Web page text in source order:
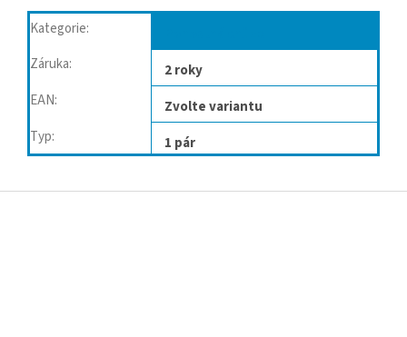
Kategorie:
Záruka:
2 roky
EAN:
Zvolte variantu
Typ: 1 pár